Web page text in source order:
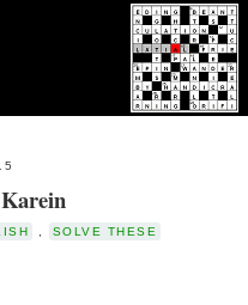
SOLVE THESE